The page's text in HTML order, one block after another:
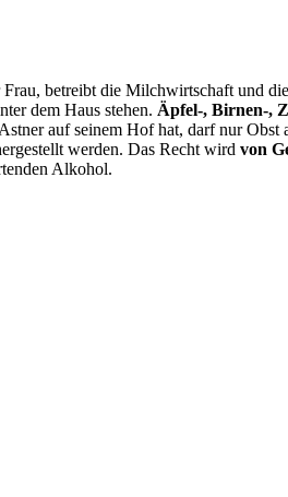
betreibt die Milchwirtschaft und
dem Haus stehen. Äpfel-, Birnen-,
auf seinem Hof hat, darf nur
werden. Das Recht wird von
Alkohol.